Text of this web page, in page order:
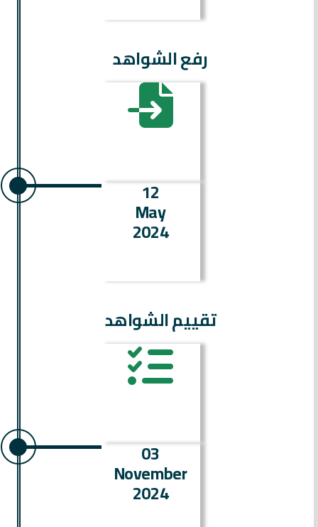
رفع الشواهد
12
May
2024
تقييم الشواهد
03
November
2024